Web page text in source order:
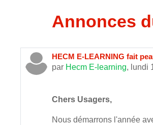
Annonces
HECM E-LEARNING fait
par Hecm E-learning, lundi
Chers Usagers,
Nous démarrons l'année